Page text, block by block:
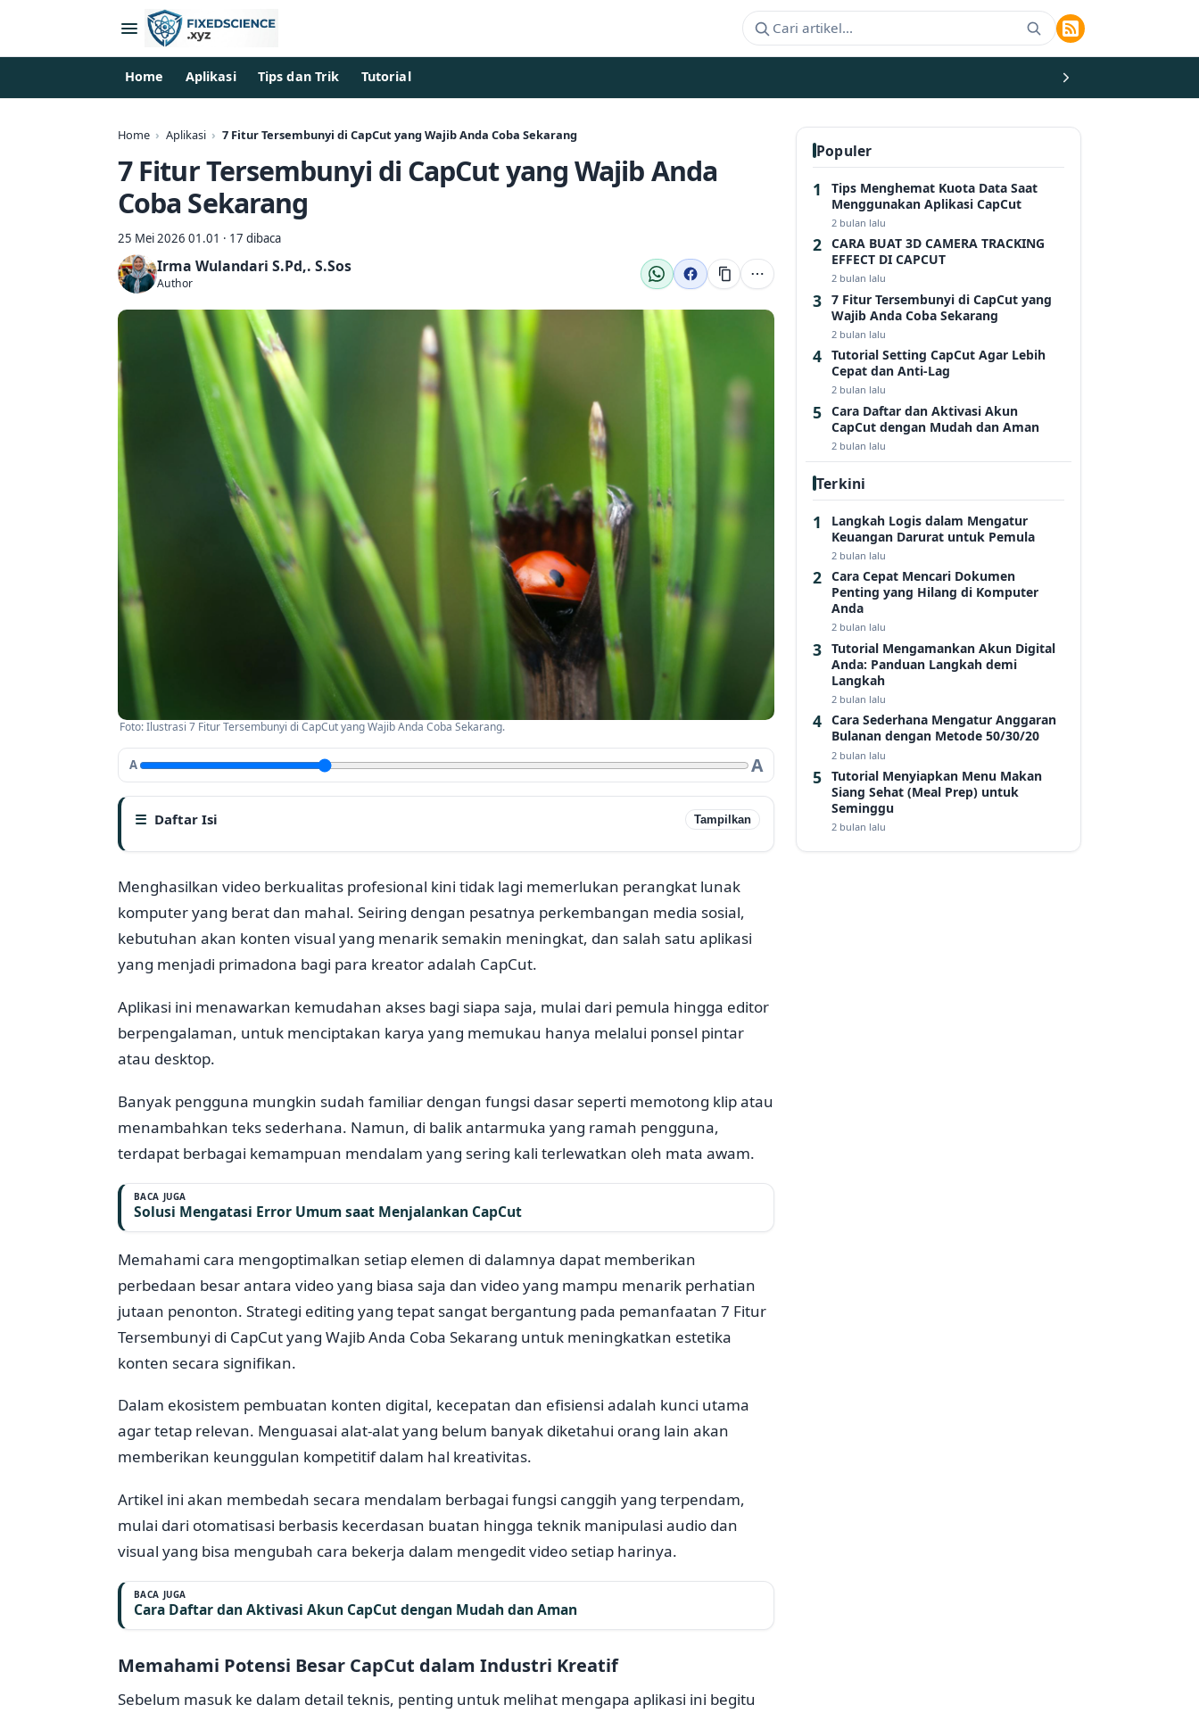
Home Aplikasi Tips dan Trik Tutorial
Home Aplikasi 7 Fitur Tersembunyi di CapCut yang Wajib Anda Coba Sekarang
7 Fitur Tersembunyi di CapCut yang Wajib Anda
Coba Sekarang
25 Mei 2026 01.01 · 17 dibaca
Irma Wulandari S.Pd,. S.Sos
Author
Foto: Ilustrasi 7 Fitur Tersembunyi di CapCut yang Wajib Anda Coba Sekarang.
A A
Daftar Isi Tampilkan
Menghasilkan video berkualitas profesional kini tidak lagi memerlukan perangkat lunak
komputer yang berat dan mahal. Seiring dengan pesatnya perkembangan media sosial,
kebutuhan akan konten visual yang menarik semakin meningkat, dan salah satu aplikasi
yang menjadi primadona bagi para kreator adalah CapCut.
Aplikasi ini menawarkan kemudahan akses bagi siapa saja, mulai dari pemula hingga editor
berpengalaman, untuk menciptakan karya yang memukau hanya melalui ponsel pintar
atau desktop.
Banyak pengguna mungkin sudah familiar dengan fungsi dasar seperti memotong klip atau
menambahkan teks sederhana. Namun, di balik antarmuka yang ramah pengguna,
terdapat berbagai kemampuan mendalam yang sering kali terlewatkan oleh mata awam.
BACA JUGA
Solusi Mengatasi Error Umum saat Menjalankan CapCut
Memahami cara mengoptimalkan setiap elemen di dalamnya dapat memberikan
perbedaan besar antara video yang biasa saja dan video yang mampu menarik perhatian
jutaan penonton. Strategi editing yang tepat sangat bergantung pada pemanfaatan 7 Fitur
Tersembunyi di CapCut yang Wajib Anda Coba Sekarang untuk meningkatkan estetika
konten secara signifikan.
Dalam ekosistem pembuatan konten digital, kecepatan dan efisiensi adalah kunci utama
agar tetap relevan. Menguasai alat-alat yang belum banyak diketahui orang lain akan
memberikan keunggulan kompetitif dalam hal kreativitas.
Artikel ini akan membedah secara mendalam berbagai fungsi canggih yang terpendam,
mulai dari otomatisasi berbasis kecerdasan buatan hingga teknik manipulasi audio dan
visual yang bisa mengubah cara bekerja dalam mengedit video setiap harinya.
BACA JUGA
Cara Daftar dan Aktivasi Akun CapCut dengan Mudah dan Aman
Memahami Potensi Besar CapCut dalam Industri Kreatif
Sebelum masuk ke dalam detail teknis, penting untuk melihat mengapa aplikasi ini begitu
Populer
Tips Menghemat Kuota Data Saat
Menggunakan Aplikasi CapCut
2 bulan lalu
CARA BUAT 3D CAMERA TRACKING
EFFECT DI CAPCUT
2 bulan lalu
7 Fitur Tersembunyi di CapCut yang
Wajib Anda Coba Sekarang
2 bulan lalu
Tutorial Setting CapCut Agar Lebih
Cepat dan Anti-Lag
2 bulan lalu
Cara Daftar dan Aktivasi Akun
CapCut dengan Mudah dan Aman
2 bulan lalu
Terkini
Langkah Logis dalam Mengatur
Keuangan Darurat untuk Pemula
2 bulan lalu
Cara Cepat Mencari Dokumen
Penting yang Hilang di Komputer
Anda
2 bulan lalu
Tutorial Mengamankan Akun Digital
Anda: Panduan Langkah demi
Langkah
2 bulan lalu
Cara Sederhana Mengatur Anggaran
Bulanan dengan Metode 50/30/20
2 bulan lalu
Tutorial Menyiapkan Menu Makan
Siang Sehat (Meal Prep) untuk
Seminggu
2 bulan lalu